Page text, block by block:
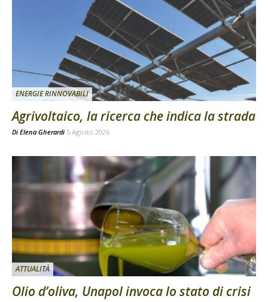
ENERGIE RINNOVABILI
Agrivoltaico, la ricerca che indica la strada
Di Elena Gherardi 5 Agosto 2026
ATTUALITÀ
Olio d’oliva, Unapol invoca lo stato di crisi